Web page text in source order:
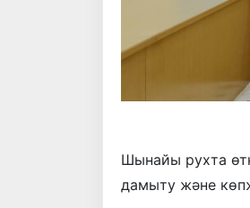
Шынайы рухта
дамыту және